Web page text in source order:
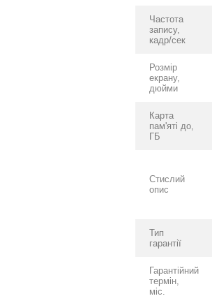
Частота
запису,
кадр/сек
Розмір
екрану,
дюйми
Карта
пам'яті до,
ГБ
Стислий
опис
Тип
гарантії
Гарантійний
термін,
міс.